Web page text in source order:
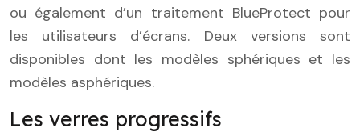
ou également d’un traitement BlueProtect pour
les utilisateurs d’écrans. Deux versions sont
disponibles dont les modèles sphériques et les
modèles asphériques.
Les verres progressifs